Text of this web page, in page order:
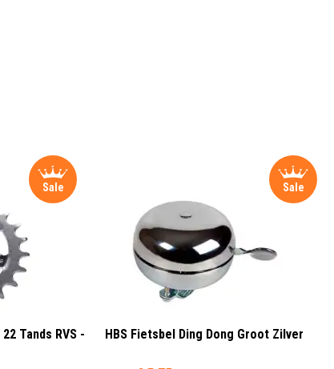
Sale
Tands RVS -
Sale
HBS Fietsbel Ding Dong Groot Zilver